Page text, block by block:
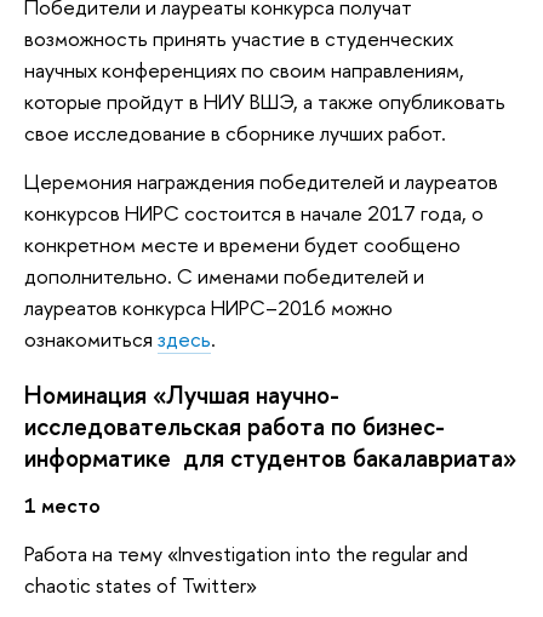
Победители и лауреаты конкурса получат
возможность принять участие в студенческих
научных конференциях по своим направлениям,
которые пройдут в НИУ ВШЭ, а также опубликовать
свое исследование в сборнике лучших работ.
Церемония награждения победителей и лауреатов
конкурсов НИРС состоится в начале 2017 года, о
конкретном месте и времени будет сообщено
дополнительно. С именами победителей и
лауреатов конкурса НИРС–2016 можно
ознакомиться здесь.
Номинация «Лучшая научно-
исследовательская работа по бизнес-
информатике для студентов бакалавриата»
1 место
Работа на тему «Investigation into the regular and
chaotic states of Twitter»